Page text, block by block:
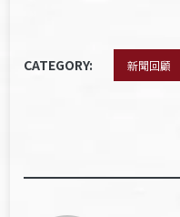
CATEGORY: 新聞回顧